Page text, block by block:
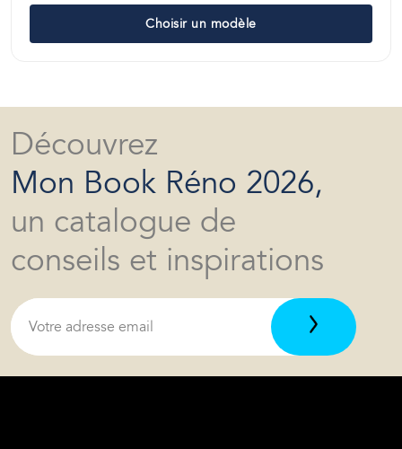
Choisir un modèle
Découvrez
Mon Book Réno 2026,
un catalogue de
conseils et inspirations